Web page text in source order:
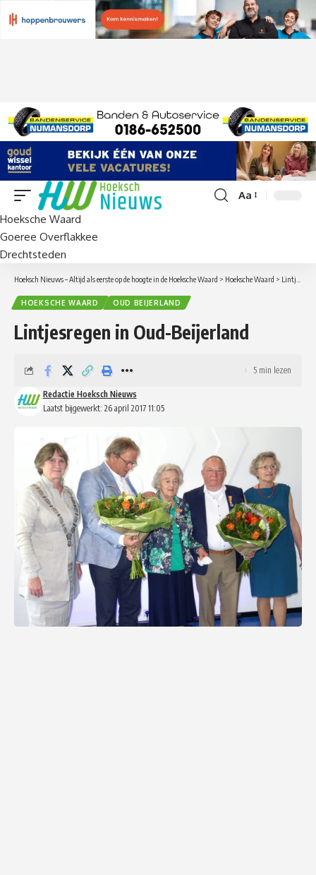
Lettergrootte
Aa
Hoeksche Waard
Goeree Overflakkee
Drechtsteden
Hoeksch Nieuws – Altijd als eerste op de hoogte in de Hoeksche Waard > Hoeksche Waard > Lintjesregen in Oud-Beijerland
HOEKSCHE WAARD OUD BEIJERLAND
Lintjesregen in Oud-Beijerland
Laatst bijgewerkt: 26 april 2017 11:05
Redactie Hoeksch Nieuws
5 min lezen